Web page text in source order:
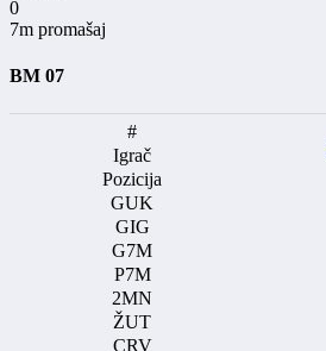
0
7m promašaj
BM 07